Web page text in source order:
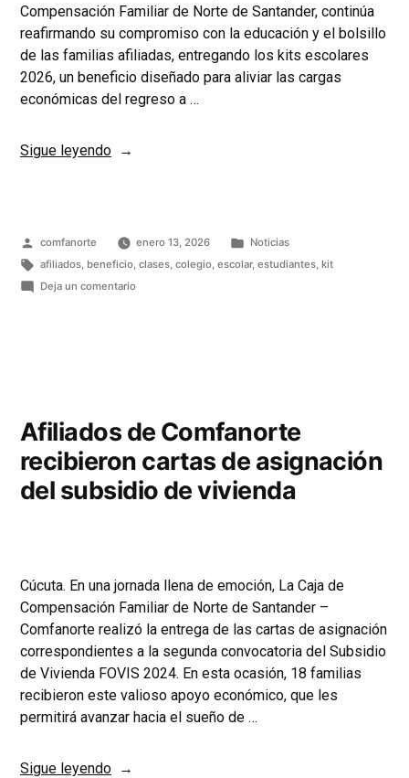
Compensación Familiar de Norte de Santander, continúa
reafirmando su compromiso con la educación y el bolsillo
de las familias afiliadas, entregando los kits escolares
2026, un beneficio diseñado para aliviar las cargas
económicas del regreso a …
Sigue leyendo
comfanorte enero 13, 2026
Noticias
afiliados, beneficio, clases, colegio, escolar, estudiantes, kit
Deja un comentario
Afiliados de Comfanorte
recibieron cartas de asignación
del subsidio de vivienda
Cúcuta. En una jornada llena de emoción, La Caja de
Compensación Familiar de Norte de Santander –
Comfanorte realizó la entrega de las cartas de asignación
correspondientes a la segunda convocatoria del Subsidio
de Vivienda FOVIS 2024. En esta ocasión, 18 familias
recibieron este valioso apoyo económico, que les
permitirá avanzar hacia el sueño de …
Sigue leyendo